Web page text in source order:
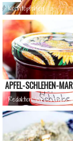
Kochtöpfchen
APFEL-SCHLEHEN-
Redaktion